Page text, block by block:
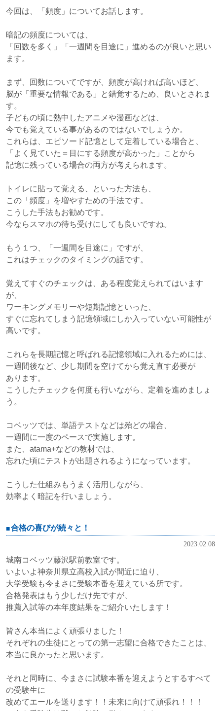
今回は、「頻度」についてお話します。
暗記の頻度については、
「回数を多く」「一週間を目途に」進めるのが良いと思い
ます。
まず、回数についてですが、頻度が高ければ高いほど、
脳が「重要な情報である」と錯覚するため、良いとされま
す。
子どもの頃に熱中したアニメや漫画などは、
今でも覚えている事があるのではないでしょうか。
これらは、エピソード記憶として定着している場合と、
「よく見ていた＝目にする頻度が高かった」ことから
記憶に残っている場合の両方が考えられます。
トイレに貼って覚える、といった方法も、
この「頻度」を増やすための手法です。
こうした手法もお勧めです。
今ならスマホの待ち受けにしても良いですね。
もう１つ、「一週間を目途に」ですが、
これはチェックのタイミングの話です。
覚えてすぐのチェックは、ある程度覚えられてはいます
が、
ワーキングメモリーや短期記憶といった、
すぐに忘れてしまう記憶領域にしか入っていない可能性が
高いです。
これらを長期記憶と呼ばれる記憶領域に入れるためには、
一週間後など、少し期間を空けてから覚え直す必要が
あります。
こうしたチェックを何度も行いながら、定着を進めましょ
う。
コベッツでは、単語テストなどは殆どの場合、
一週間に一度のペースで実施します。
また、atama+などの教材では、
忘れた頃にテストが出題されるようになっています。
こうした仕組みもうまく活用しながら、
効率よく暗記を行いましょう。
合格の喜びが続々と！
2023.02.08
城南コベッツ藤沢駅前教室です。
いよいよ神奈川県立高校入試が間近に迫り、
大学受験も今まさに受験本番を迎えている所です。
合格発表はもう少しだけ先ですが、
推薦入試等の本年度結果をご紹介いたします！
皆さん本当によく頑張りました！
それぞれの生徒にとっての第一志望に合格できたことは、
本当に良かったと思います。
それと同時に、今まさに試験本番を迎えようとするすべて
の受験生に
改めてエールを送ります！！未来に向けて頑張れ！！！